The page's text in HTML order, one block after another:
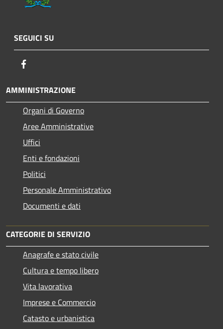
SEGUICI SU
AMMINISTRAZIONE
Organi di Governo
Aree Amministrative
Uffici
Enti e fondazioni
Politici
Personale Amministrativo
Documenti e dati
CATEGORIE DI SERVIZIO
Anagrafe e stato civile
Cultura e tempo libero
Vita lavorativa
Imprese e Commercio
Catasto e urbanistica